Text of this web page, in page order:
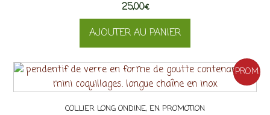
25,00€
AJOUTER AU PANIER
PROM
COLLIER LONG ONDINE, EN PROMOTION